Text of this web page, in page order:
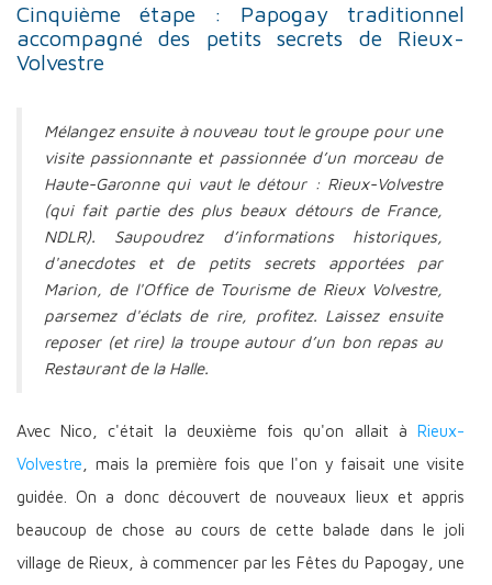
Cinquième étape : Papogay traditionnel
accompagné des petits secrets de Rieux-
Volvestre
Mélangez ensuite à nouveau tout le groupe pour une
visite passionnante et passionnée d’un morceau de
Haute-Garonne qui vaut le détour : Rieux-Volvestre
(qui fait partie des plus beaux détours de France,
NDLR). Saupoudrez d’informations historiques,
d'anecdotes et de petits secrets apportées par
Marion, de l'Office de Tourisme de Rieux Volvestre,
parsemez d'éclats de rire, profitez. Laissez ensuite
reposer (et rire) la troupe autour d’un bon repas au
Restaurant de la Halle.
Avec Nico, c'était la deuxième fois qu'on allait à
Rieux-
Volvestre, mais la première fois que l'on y faisait une visite
guidée. On a donc découvert de nouveaux lieux et appris
beaucoup de chose au cours de cette balade dans le joli
village de Rieux, à commencer par les Fêtes du Papogay, une